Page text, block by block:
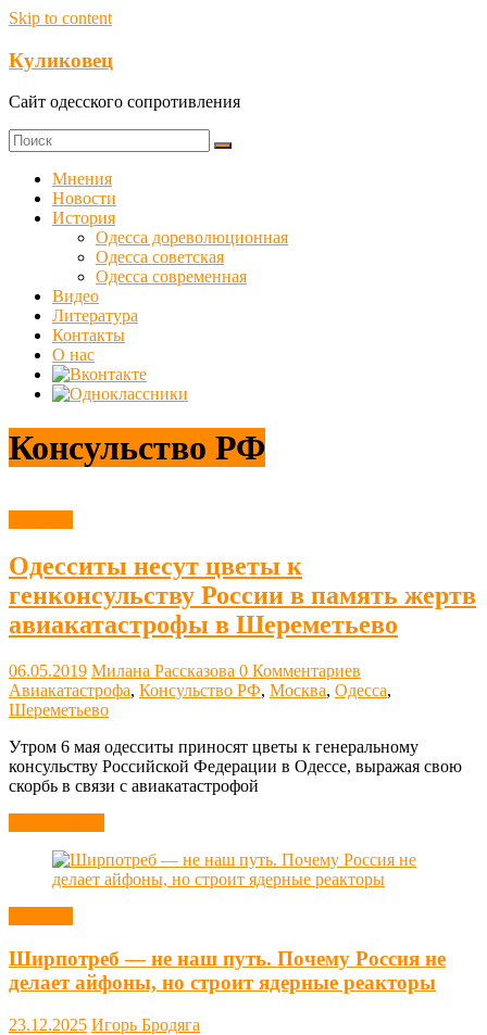
Skip to content
Куликовец
Сайт одесского сопротивления
Мнения
Новости
История
Одесса дореволюционная
Одесса советская
Одесса современная
Видео
Литература
Контакты
О нас
Консульство РФ
Одесситы несут цветы к
генконсульству России в память жертв
авиакатастрофы в Шереметьево
06.05.2019 Милана Рассказова 0 Комментариев
Авиакатастрофа, Консульство РФ, Москва, Одесса,
Шереметьево
Утром 6 мая одесситы приносят цветы к генеральному
консульству Российской Федерации в Одессе, выражая свою
скорбь в связи с авиакатастрофой
Ширпотреб — не наш путь. Почему Россия не
делает айфоны, но строит ядерные реакторы
23.12.2025 Игорь Бродяга